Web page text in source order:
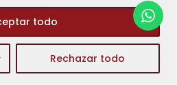
Rechazar todo
todo
paso?